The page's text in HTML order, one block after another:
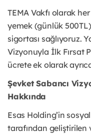
TEMA Vakfı olarak her
yemek (günlük
sigortası sağlıyoruz.
Vizyonuyla İlk Fırsat
ücrete ek olarak
Şevket Sabancı
Hakkında
Esas Holding’in
tarafından geliştirilen